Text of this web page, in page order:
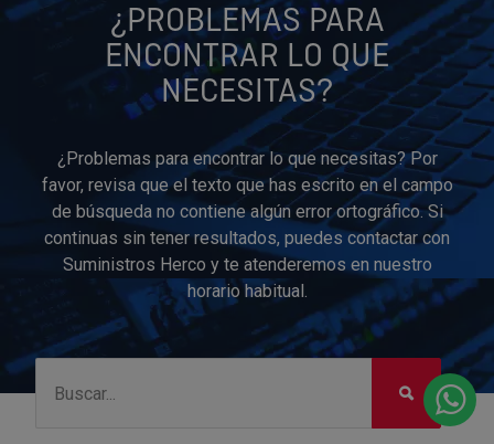
¿PROBLEMAS PARA
ENCONTRAR LO QUE
NECESITAS?
¿Problemas para encontrar lo que necesitas? Por
favor, revisa que el texto que has escrito en el campo
de búsqueda no contiene algún error ortográfico. Si
continuas sin tener resultados, puedes contactar con
Suministros Herco y te atenderemos en nuestro
horario habitual.